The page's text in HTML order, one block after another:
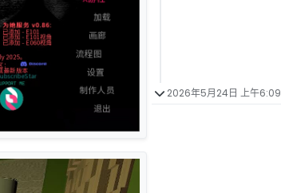
2026年5月24日 上午6:09